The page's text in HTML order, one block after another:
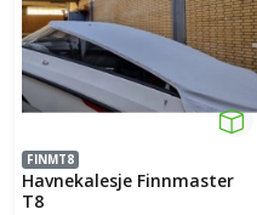
FINMT8
Havnekalesje Finnmaster
T8